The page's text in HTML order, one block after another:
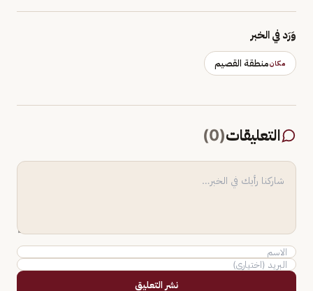
وَرَد في الخبر
مكانمنطقة القصيم
التعليقات(
0
)
نشر التعليق